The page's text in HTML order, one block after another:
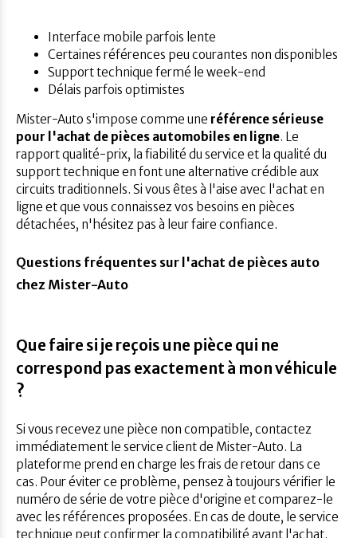
Interface mobile parfois lente
Certaines références peu courantes non disponibles
Support technique fermé le week-end
Délais parfois optimistes
Mister-Auto s'impose comme une référence sérieuse
pour l'achat de pièces automobiles en ligne. Le
rapport qualité-prix, la fiabilité du service et la qualité du
support technique en font une alternative crédible aux
circuits traditionnels. Si vous êtes à l'aise avec l'achat en
ligne et que vous connaissez vos besoins en pièces
détachées, n'hésitez pas à leur faire confiance.
Questions fréquentes sur l'achat de pièces auto
chez Mister-Auto
Que faire si je reçois une pièce qui ne
correspond pas exactement à mon véhicule
?
Si vous recevez une pièce non compatible, contactez
immédiatement le service client de Mister-Auto. La
plateforme prend en charge les frais de retour dans ce
cas. Pour éviter ce problème, pensez à toujours vérifier le
numéro de série de votre pièce d'origine et comparez-le
avec les références proposées. En cas de doute, le service
technique peut confirmer la compatibilité avant l'achat.